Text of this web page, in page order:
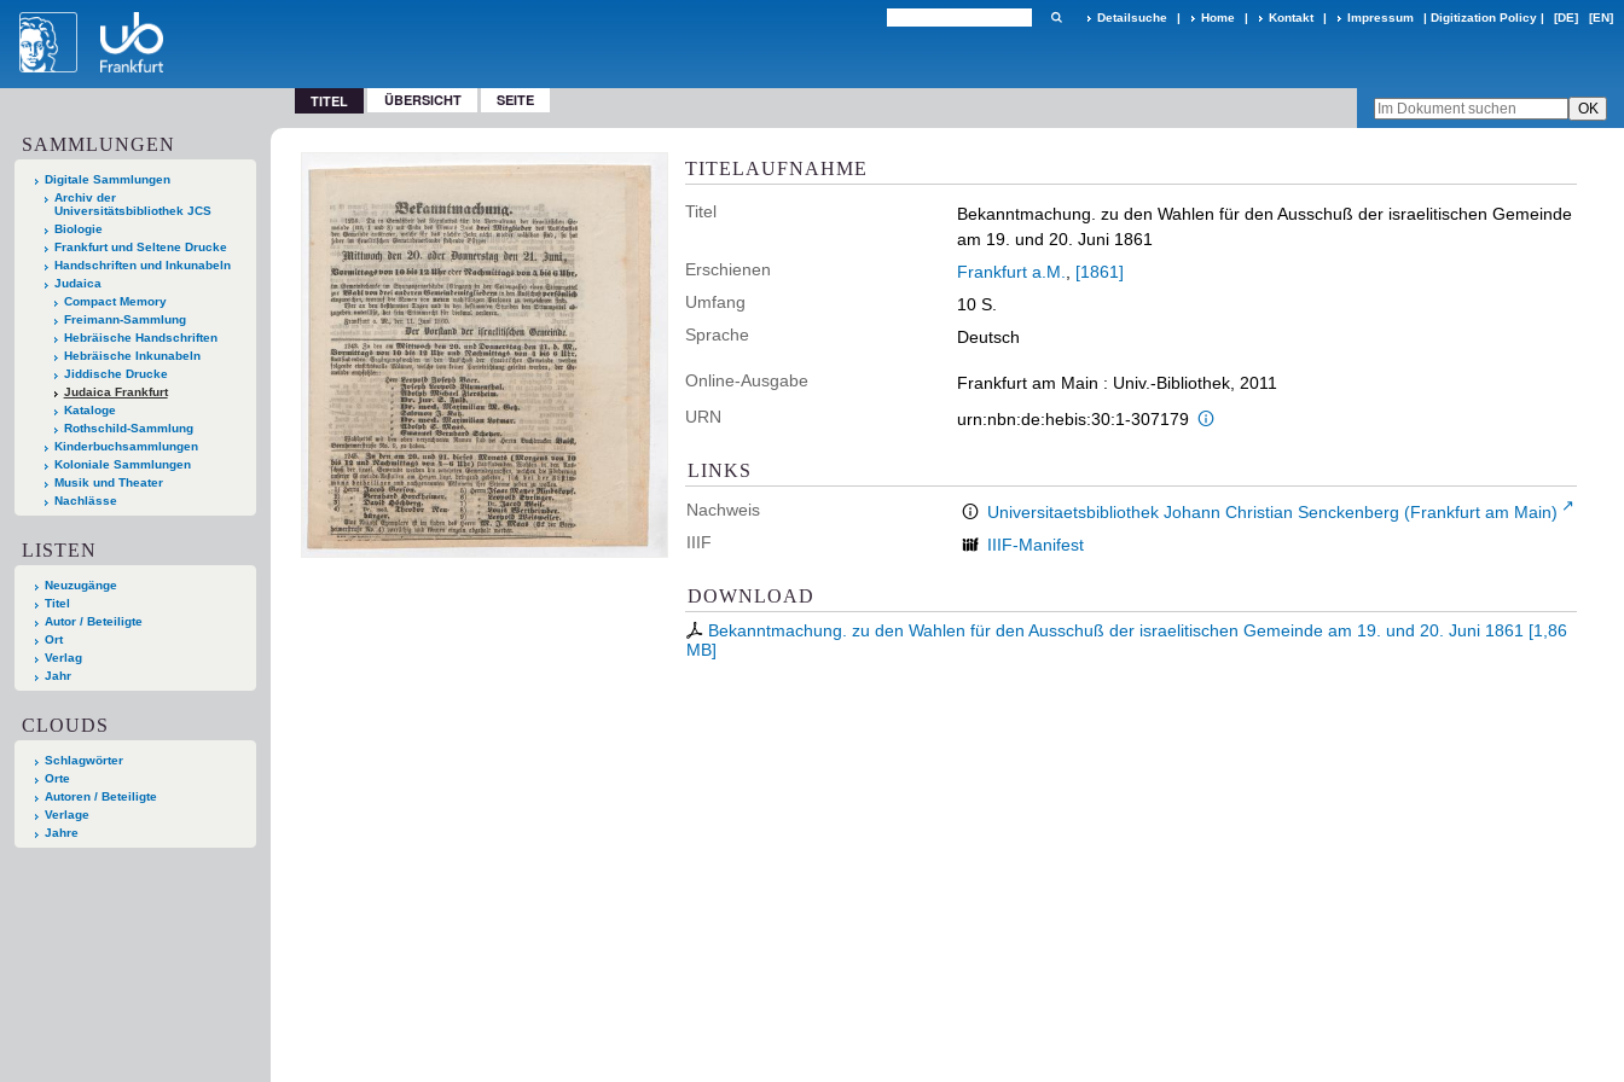
Detailsuche | Home | Kontakt | Impressum | Digitization Policy | [DE] [EN]
TITEL ÜBERSICHT SEITE
SAMMLUNGEN
Digitale Sammlungen
Archiv der
Universitätsbibliothek JCS
Biologie
Frankfurt und Seltene Drucke
Handschriften und Inkunabeln
Judaica
Compact Memory
Freimann-Sammlung
Hebräische Handschriften
Hebräische Inkunabeln
Jiddische Drucke
Judaica Frankfurt
Kataloge
Rothschild-Sammlung
Kinderbuchsammlungen
Koloniale Sammlungen
Musik und Theater
Nachlässe
LISTEN
Neuzugänge
Titel
Autor / Beteiligte
Ort
Verlag
Jahr
CLOUDS
Schlagwörter
Orte
Autoren / Beteiligte
Verlage
Jahre
TITELAUFNAHME
Titel
Bekanntmachung. zu den Wahlen für den Ausschuß der israelitischen Gemeinde
am 19. und 20. Juni 1861
Erschienen
Frankfurt a.M.
[1861]
Umfang
10 S.
Sprache
Deutsch
Online-Ausgabe
Frankfurt am Main : Univ.-Bibliothek, 2011
URN
urn:nbn:de:hebis:30:1-307179
LINKS
Nachweis
Universitaetsbibliothek Johann Christian Senckenberg (Frankfurt am Main)
IIIF
IIIF-Manifest
DOWNLOAD
Bekanntmachung. zu den Wahlen für den Ausschuß der israelitischen Gemeinde am 19. und 20. Juni 1861 [1,86
MB]